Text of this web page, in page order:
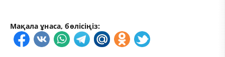
Мақала ұнаса, бөлісіңіз: